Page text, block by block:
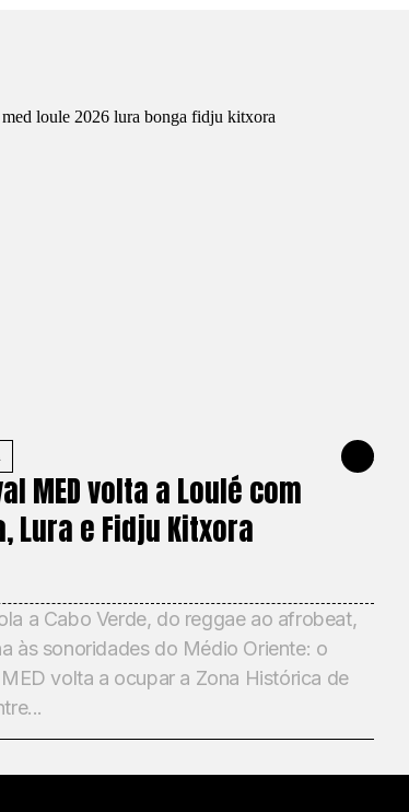
MAY 22,
MED volta a Loulé com
Lura e Fidju Kitxora
a Cabo Verde, do reggae ao afrobeat,
às sonoridades do Médio Oriente: o
MED volta a ocupar a Zona Histórica de